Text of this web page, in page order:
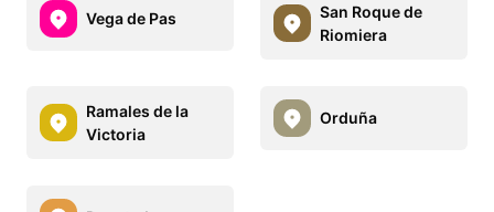
Vega de Pas
San Roque de
Riomiera
Ramales de la
Victoria
Orduña